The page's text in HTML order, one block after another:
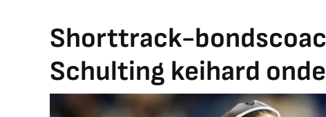
Shorttrack-
Schulting keihard